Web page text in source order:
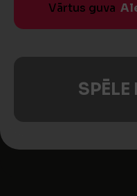
Vārtus guva